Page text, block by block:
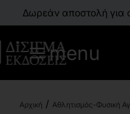
Δωρεάν αποστολή
menu
Αθλητισμός-Φυσική